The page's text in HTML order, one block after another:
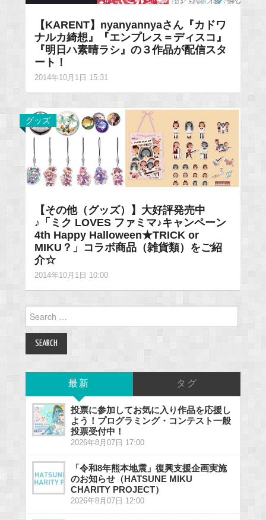
【KARENT】nyanyannyaさん『カドワ
ナルカ綺想』『エンプレス＝ディスコ』
『明日ハ素晴ラシ』の３作品が配信スタ
ート！
2014年10月1日 15:31
グッズ
【その他（グッズ）】大好評発売中
♪「ミク LOVES ファミマ♪キャンペーン
4th Happy Halloween★TRICK or
MIKU？」コラボ商品（雑貨類）をご紹
介☆
2014年10月1日 10:00
for:
最新 タグ
投票に参加してお気に入り作品を応援し
よう！プログラミング・コンテスト一般
投票受付中！
2026年8月07日 17:00
「令和8年熊本地震」復興支援企画実施
のお知らせ（HATSUNE MIKU
CHARITY PROJECT）
2026年8月07日 12:00